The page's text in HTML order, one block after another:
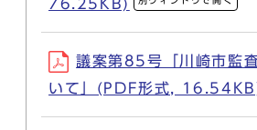
76.25KB)
議案第85号「川崎市監
いて」(PDF形式,